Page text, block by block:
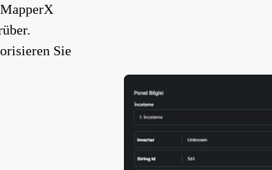
Sie